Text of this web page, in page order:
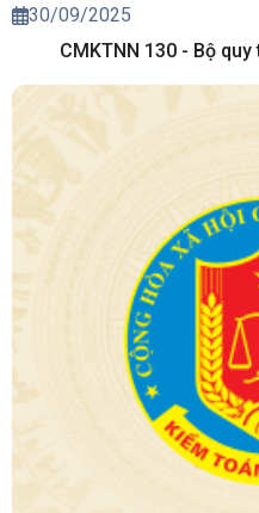
30/09/2025
CMKTNN 130 - Bộ